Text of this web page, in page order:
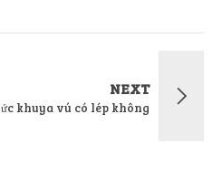
NEXT
khuya vú có lép không